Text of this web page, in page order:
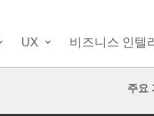
UX 비즈니스 인텔
주요